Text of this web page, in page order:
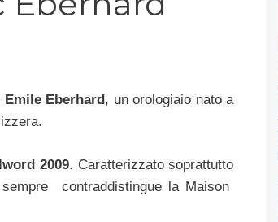
Emile Eberhard , un orologiaio nato a
2009. Caratterizzato soprattutto
contraddistingue la Maison